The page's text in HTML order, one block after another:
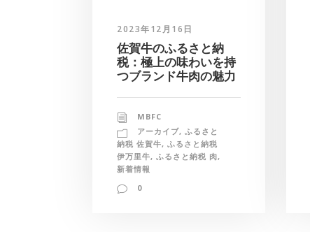
2023年12月16日
佐賀牛のふるさと納
税：極上の味わいを持
つブランド牛肉の魅力
MBFC
アーカイブ, ふるさと
納税 佐賀牛, ふるさと納税
伊万里牛, ふるさと納税 肉,
新着情報
0